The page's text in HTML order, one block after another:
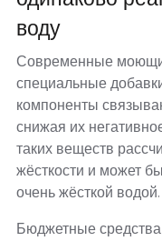
воду
Современные
специальные
компоненты
снижая их
таких веществ
жёсткости и может
очень жёсткой водой.
Бюджетные